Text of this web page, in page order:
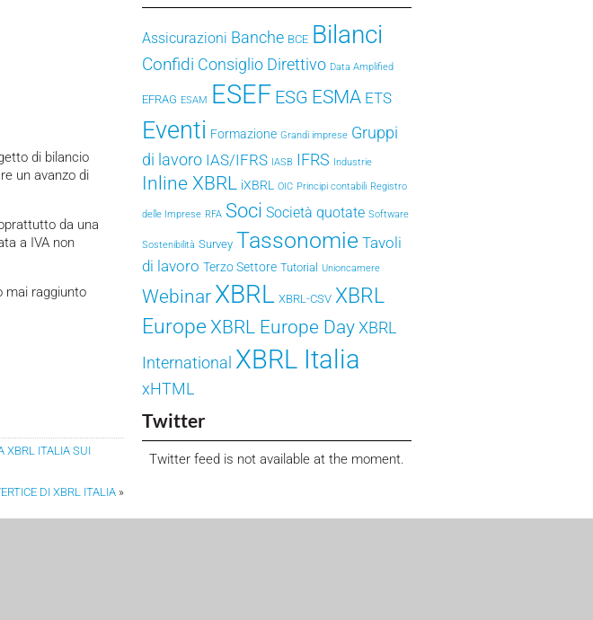
di bilancio
un avanzo di
da una
a IVA non
mai raggiunto
XBRL ITALIA SUI
DI XBRL ITALIA »
Assicurazioni Banche BCE Bilanci
Confidi Consiglio Direttivo Data Amplified
EFRAG ESAM ESEF ESG ESMA ETS
Eventi Formazione Grandi imprese Gruppi
di lavoro IAS/IFRS IASB IFRS Industrie
Inline XBRL iXBRL OIC Principi contabili Registro
delle Imprese RFA Soci Società quotate Software
Sostenibilità Survey Tassonomie Tavoli
di lavoro Terzo Settore Tutorial Unioncamere
Webinar XBRL XBRL-CSV XBRL
Europe XBRL Europe Day XBRL
International XBRL Italia
xHTML
Twitter
Twitter feed is not available at the moment.